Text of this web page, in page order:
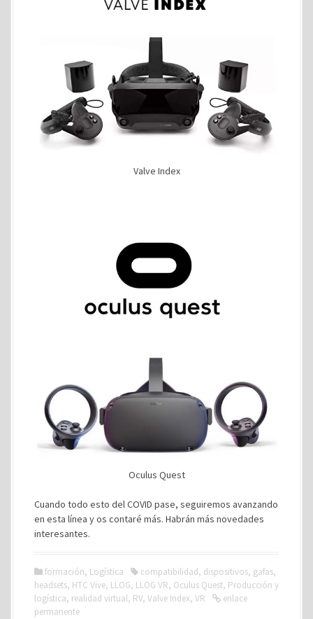
Valve Index
Oculus Quest
Cuando todo esto del COVID pase, seguiremos avanzando
en esta línea y os contaré más. Habrán más novedades
interesantes.
formación, Logística compatibilidad, dispositivos, gafas,
headsets, HTC Vive, LLOG, LLOG VR, Oculus Quest, Producción y
logística, realidad virtual, RV, Valve Index, VR
enlace
permanente